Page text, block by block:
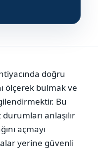
doğru
ölçerek bulmak ve
Bu
durumları anlaşılır
açmayı
yerine güvenli